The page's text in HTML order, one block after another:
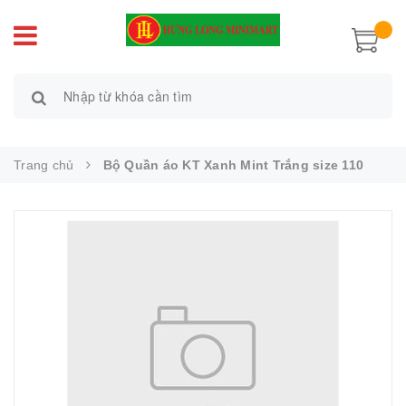
Trang chủ Bộ Quần áo KT Xanh Mint Trắng size 110